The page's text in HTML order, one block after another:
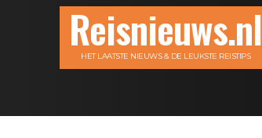
Reisnieuws.nl
HET LAATSTE NIEUWS & DE LEUKSTE REISTIPS